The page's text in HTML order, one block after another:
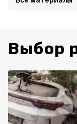
Выбор